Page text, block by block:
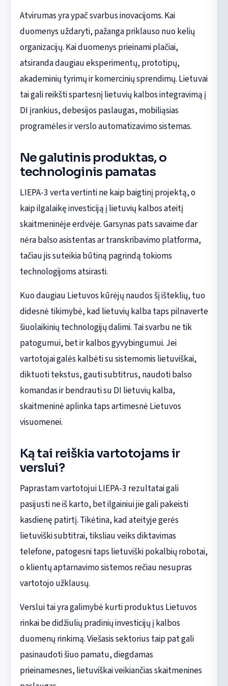
Atvirumas yra ypač svarbus inovacijoms. Kai
duomenys uždaryti, pažanga priklauso nuo kelių
organizacijų. Kai duomenys prieinami plačiai,
atsiranda daugiau eksperimentų, prototipų,
akademinių tyrimų ir komercinių sprendimų. Lietuvai
tai gali reikšti spartesnį lietuvių kalbos integravimą į
DI įrankius, debesijos paslaugas, mobiliąsias
programėles ir verslo automatizavimo sistemas.
Ne galutinis produktas, o
technologinis pamatas
LIEPA-3 verta vertinti ne kaip baigtinį projektą, o
kaip ilgalaikę investiciją į lietuvių kalbos ateitį
skaitmeninėje erdvėje. Garsynas pats savaime dar
nėra balso asistentas ar transkribavimo platforma,
tačiau jis suteikia būtiną pagrindą tokioms
technologijoms atsirasti.
Kuo daugiau Lietuvos kūrėjų naudos šį išteklių, tuo
didesnė tikimybė, kad lietuvių kalba taps pilnaverte
šiuolaikinių technologijų dalimi. Tai svarbu ne tik
patogumui, bet ir kalbos gyvybingumui. Jei
vartotojai galės kalbėti su sistemomis lietuviškai,
diktuoti tekstus, gauti subtitrus, naudoti balso
komandas ir bendrauti su DI lietuvių kalba,
skaitmeninė aplinka taps artimesnė Lietuvos
visuomenei.
Ką tai reiškia vartotojams ir
verslui?
Paprastam vartotojui LIEPA-3 rezultatai gali
pasijusti ne iš karto, bet ilgainiui jie gali pakeisti
kasdienę patirtį. Tikėtina, kad ateityje gerės
lietuviški subtitrai, tiksliau veiks diktavimas
telefone, patogesni taps lietuviški pokalbių robotai,
o klientų aptarnavimo sistemos rečiau nesupras
vartotojo užklausų.
Verslui tai yra galimybė kurti produktus Lietuvos
rinkai be didžiulių pradinių investicijų į kalbos
duomenų rinkimą. Viešasis sektorius taip pat gali
pasinaudoti šiuo pamatu, diegdamas
prieinamesnes, lietuviškai veikiančias skaitmenines